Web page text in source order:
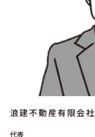
浪建不動産有限会社
代表